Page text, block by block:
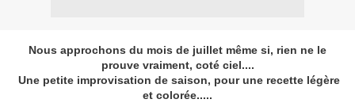
Nous approchons du mois de juillet même si, rien ne le
prouve vraiment, coté ciel....
Une petite improvisation de saison, pour une recette légère
et colorée.....